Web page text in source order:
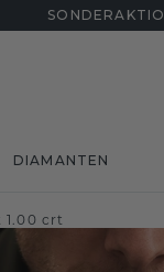
DIAMANTEN
1.00 crt